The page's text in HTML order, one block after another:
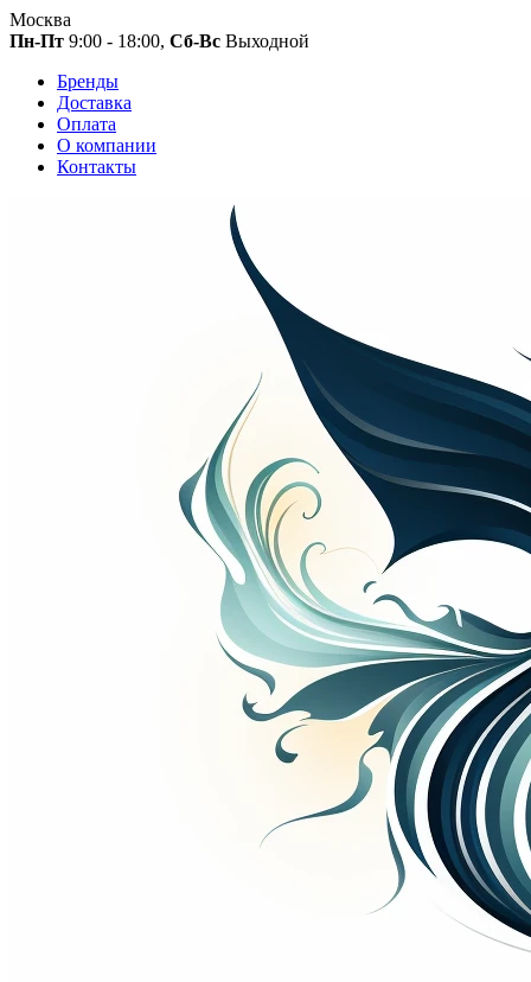
Москва
Пн-Пт 9:00 - 18:00, Сб-Вс Выходной
Бренды
Доставка
Оплата
О компании
Контакты